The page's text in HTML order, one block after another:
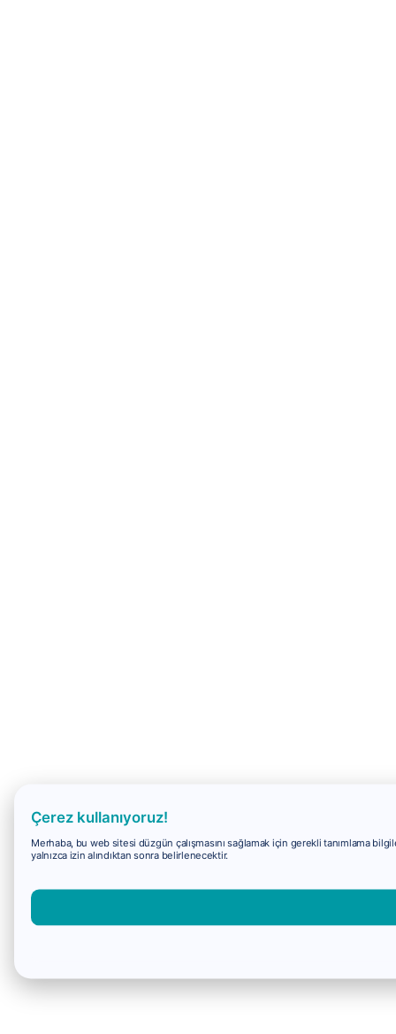
Çerez kullanıyoruz!
Merhaba, bu web sitesi düzgün çalışmasını sağlamak için gerekli tanımlama
yalnızca izin alındıktan sonra belirlenecektir.